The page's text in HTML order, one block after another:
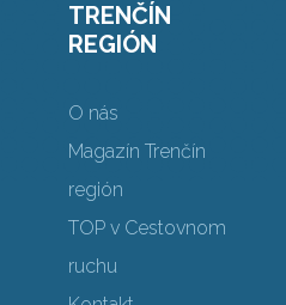
TRENČÍN
REGIÓN
O nás
Magazín Trenčín
región
TOP v Cestovnom
ruchu